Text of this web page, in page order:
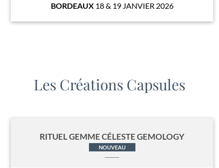
BORDEAUX 18 & 19 JANVIER 2026
Les Créations Capsules
RITUEL GEMME CÉLESTE GEMOLOGY
NOUVEAU